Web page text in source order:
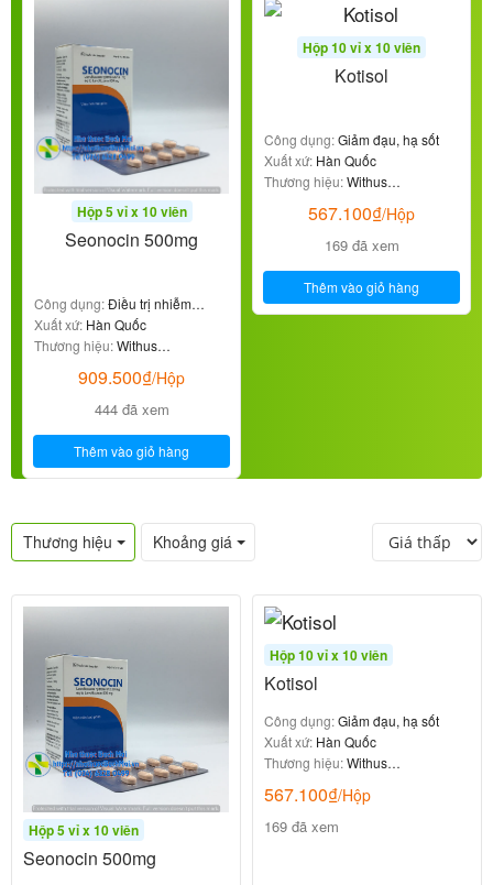
Hộp 5 vỉ x 10 viên
Seonocin 500mg
Công dụng:Điều trị nhiễm
khuẩn
Xuất xứ: Hàn Quốc
Thương hiệu:Withus
909.500₫/Hộp
444 đã xem
Thêm vào giỏ hàng
Hộp 10 vỉ x 10 viên
Kotisol
Công dụng:Giảm đạu, hạ sốt
Xuất xứ: Hàn Quốc
Thương hiệu:Withus
567.100₫/Hộp
169 đã xem
Thêm vào giỏ hàng
Thương hiệu Khoảng giá
Hộp 5 vỉ x 10 viên
Seonocin 500mg
Hộp 10 vỉ x 10 viên
Kotisol
Công dụng:Giảm đạu, hạ sốt
Xuất xứ: Hàn Quốc
Thương hiệu:Withus
567.100₫/Hộp
169 đã xem